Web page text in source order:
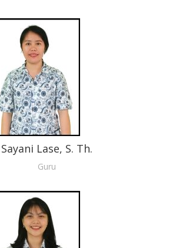
Sayani Lase, S. Th.
Guru